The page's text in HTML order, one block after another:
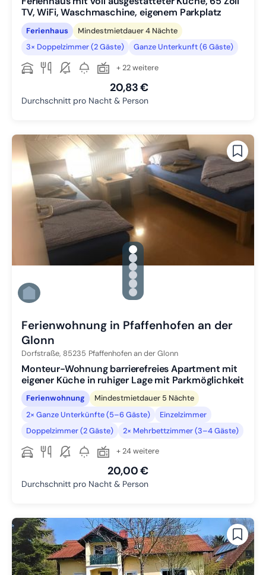
TV, WiFi, Waschmaschine, eigenem Parkplatz
Ferienhaus
Mindestmietdauer 4 Nächte
3× Doppelzimmer (2 Gäste)
Ganze Unterkunft (6 Gäste)
+ 22 weitere
20,83 €
Durchschnitt pro Nacht & Person
gallery.slide_selector
Zu Slide 1 wechseln
Zu Slide 2 wechseln
Zu Slide 3 wechseln
Zu Slide 4 wechseln
Zu Slide 5 wechseln
Zu Slide 6 wechseln
Ferienwohnung in Pfaffenhofen an der
Glonn
Dorfstraße, 85235 Pfaffenhofen an der Glonn
Monteur-Wohnung barrierefreies Apartment mit
eigener Küche in ruhiger Lage mit Parkmöglichkeit
Ferienwohnung
Mindestmietdauer 5 Nächte
2× Ganze Unterkünfte (5–6 Gäste)
Einzelzimmer
Doppelzimmer (2 Gäste)
2× Mehrbettzimmer (3–4 Gäste)
+ 24 weitere
20,00 €
Durchschnitt pro Nacht & Person